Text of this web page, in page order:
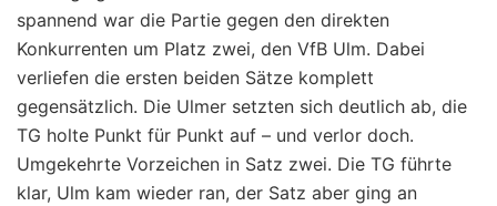
spannend war die Partie gegen den direkten
Konkurrenten um Platz zwei, den VfB Ulm. Dabei
verliefen die ersten beiden Sätze komplett
gegensätzlich. Die Ulmer setzten sich deutlich ab, die
TG holte Punkt für Punkt auf – und verlor doch.
Umgekehrte Vorzeichen in Satz zwei. Die TG führte
klar, Ulm kam wieder ran, der Satz aber ging an